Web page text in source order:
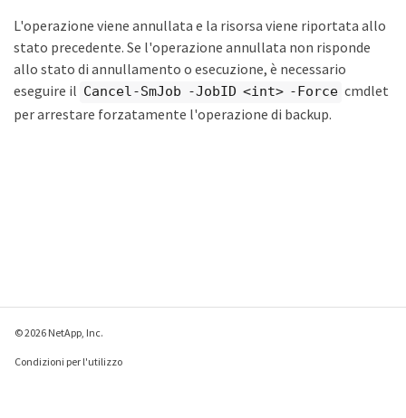
L'operazione viene annullata e la risorsa viene riportata allo
stato precedente. Se l'operazione annullata non risponde
allo stato di annullamento o esecuzione, è necessario
eseguire il Cancel-SmJob -JobID <int> -Force cmdlet
per arrestare forzatamente l'operazione di backup.
© 2026 NetApp, Inc.
Condizioni per l'utilizzo